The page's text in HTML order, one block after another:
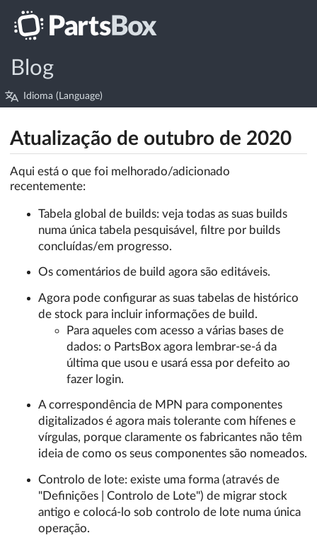
Blog
Idioma (Language)
Atualização de outubro de 2020
Aqui está o que foi melhorado/adicionado
recentemente:
Tabela global de builds: veja todas as suas builds
numa única tabela pesquisável, filtre por builds
concluídas/em progresso.
Os comentários de build agora são editáveis.
Agora pode configurar as suas tabelas de histórico
de stock para incluir informações de build.
Para aqueles com acesso a várias bases de
dados: o PartsBox agora lembrar-se-á da
última que usou e usará essa por defeito ao
fazer login.
A correspondência de MPN para componentes
digitalizados é agora mais tolerante com hífenes e
vírgulas, porque claramente os fabricantes não têm
ideia de como os seus componentes são nomeados.
Controlo de lote: existe uma forma (através de
"Definições | Controlo de Lote") de migrar stock
antigo e colocá-lo sob controlo de lote numa única
operação.